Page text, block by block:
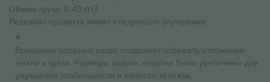
Объем груза: 0.43 m3
Редизайн продукта имеет следующие улучшения:
Вращение опорных колес позволяет избежать отложения
земли и грязи. Размеры задних пластин были увеличены для
улучшения стабильности и емкости тележки.